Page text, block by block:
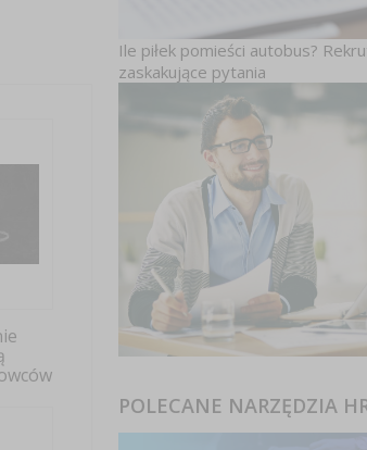
Ile piłek pomieści autobus?
zaskakujące pytania
POLECANE NARZĘDZIA